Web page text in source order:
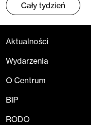
Cały tydzień
Aktualności
Wydarzenia
O Centrum
BIP
RODO